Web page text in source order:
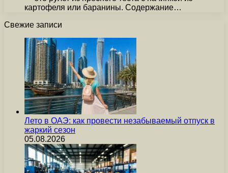
картофеля или баранины. Содержание…
Свежие записи
Лето в ОАЭ: как провести незабываемый отпуск в
жаркий сезон
05.08.2026